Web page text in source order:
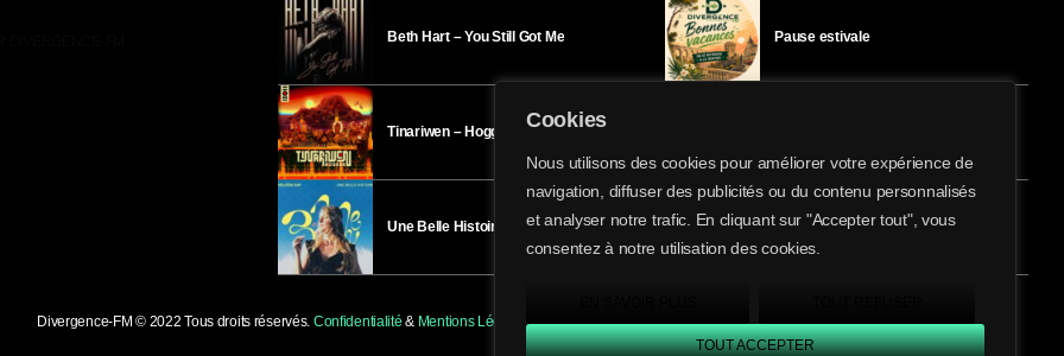
Cookies
Nous utilisons des cookies pour améliorer votre expérience de
navigation, diffuser des publicités ou du contenu personnalisés
et analyser notre trafic. En cliquant sur "Accepter tout", vous
consentez à notre utilisation des cookies.
TOUT ACCEPTER
share
email
Beth Hart – You Still Got Me
Tinariwen – Hoggar
Une Belle Histoire – Héloïse Bay
Pause estivale
Ici l’Ombre – mardi 28 juillet
Divergence-FM © 2022 Tous droits réservés. Confidentialité & Mentions Légales.